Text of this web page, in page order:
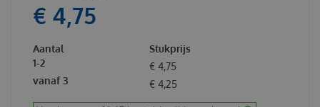
€ 4,75
Aantal
Stukprijs
1-2
€ 4,75
vanaf 3
€ 4,25